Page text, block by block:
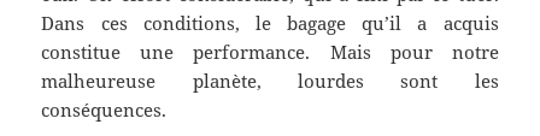
Dans ces conditions, le bagage qu’il a acquis
constitue une performance. Mais pour notre
malheureuse planète, lourdes sont les
conséquences.